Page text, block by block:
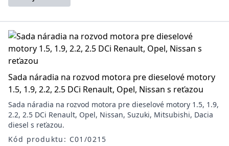
Sada náradia na rozvod motora pre dieselové motory
1.5, 1.9, 2.2, 2.5 DCi Renault, Opel, Nissan s reťazou
Sada náradia na rozvod motora pre dieselové motory 1.5, 1.9,
2.2, 2.5 DCi Renault, Opel, Nissan, Suzuki, Mitsubishi, Dacia
diesel s reťazou.
Kód produktu: C01/0215